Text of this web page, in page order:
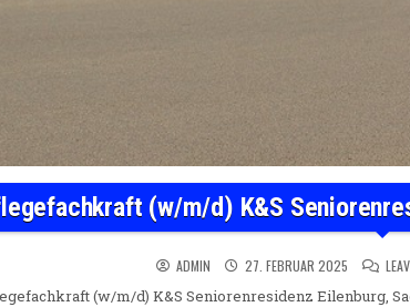
(w/m/d) K&S
ADMIN 27. FEBRUAR 2025
(w/m/d) K&S Seniorenresidenz Eilenburg,